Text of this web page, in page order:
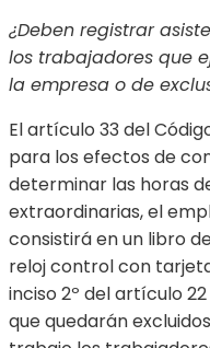
¿Deben registrar
los trabajadores que
la empresa o de
El artículo 33 del
para los efectos de
determinar las horas
extraordinarias, el
consistirá en un libro
reloj control con
inciso 2º del artículo
que quedarán